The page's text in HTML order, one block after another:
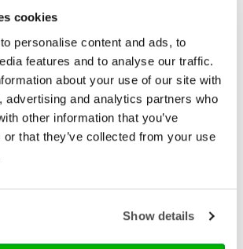
cookies
personalise content and ads, to
features and to analyse our traffic.
about your use of our site with
advertising and analytics partners who
other information that you’ve
or that they’ve collected from your use
Show details
En omgekeerd begrijpen kinderen
zo goed. In 'De vijf talen van de
laten Gary Chapman en Ross
hoe je de eerste liefdestaal van je
en toepassen. Door de juiste
namelijk de taal die jouw kind
kun je je zoon of dochter helpen
Een praktisch boek met veel
de dagelijkse communicatie met je